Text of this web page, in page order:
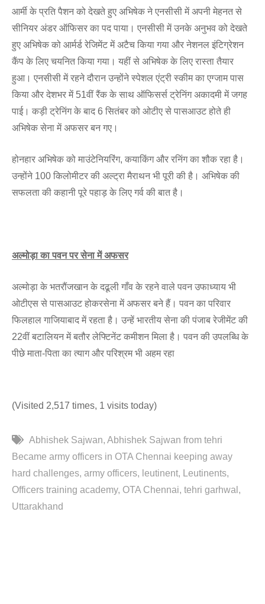
आर्मी के प्रति पैशन को देखते हुए अभिषेक ने एनसीसी में अपनी मेहनत से
सीनियर अंडर ऑफिसर का पद पाया। एनसीसी में उनके अनुभव को देखते
हुए अभिषेक को आर्मर्ड रेजिमेंट में अटैच किया गया और नेशनल इंटिग्रेशन
कैंप के लिए चयनित किया गया। यहीं से अभिषेक के लिए रास्ता तैयार
हुआ। एनसीसी में रहने दौरान उन्होंने स्पेशल एंट्री स्कीम का एग्जाम पास
किया और देशभर में 51वीं रैंक के साथ ऑफिसर्स ट्रेनिंग अकादमी में जगह
पाई। कड़ी ट्रेनिंग के बाद 6 सितंबर को ओटीए से पासआउट होते ही
अभिषेक सेना में अफसर बन गए।
होनहार अभिषेक को माउंटेनियरिंग, कयाकिंग और रनिंग का शौक रहा है।
उन्होंने 100 किलोमीटर की अल्ट्रा मैराथन भी पूरी की है। अभिषेक की
सफलता की कहानी पूरे पहाड़ के लिए गर्व की बात है।
अल्मोड़ा का पवन पर सेना में अफसर
अल्मोड़ा के भतरौंजखान के दढूली गाँव के रहने वाले पवन उफाध्याय भी
ओटीएस से पासआउट होकरसेना में अफसर बने हैं। पवन का परिवार
फिलहाल गाजियाबाद में रहता है। उन्हें भारतीय सेना की पंजाब रेजीमेंट की
22वीं बटालियन में बतौर लेफ्टिनेंट कमीशन मिला है। पवन की उपलब्धि के
पीछे माता-पिता का त्याग और परिश्रम भी अहम रहा
(Visited 2,517 times, 1 visits today)
Abhishek Sajwan Abhishek Sajwan from tehri
Became army officers in OTA Chennai keeping away
hard challenges army officers leutinent
Leutinents
Officers training academy OTA Chennai tehri garhwal
Uttarakhand